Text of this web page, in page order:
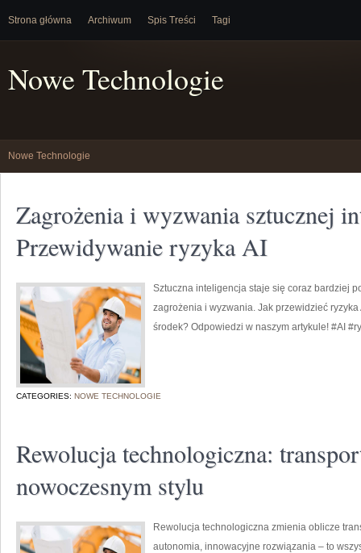
Strona główna Archiwum Spis Treści Tagi
Nowe Technologie
Nowe Technologie
Zagrożenia i wyzwania sztucznej
Przewidywanie ryzyka AI
Sztuczna inteligencja staje się coraz bardziej
zagrożenia i wyzwania. Jak przewidzieć
środek? Odpowiedzi w naszym artykule! #AI
CATEGORIES: NOWE TECHNOLOGIE
Rewolucja technologiczna:
nowoczesnym stylu
Rewolucja technologiczna zmienia oblicze
autonomia, innowacyjne rozwiązania – to